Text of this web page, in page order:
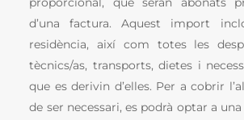
d’una factura. Aquest import
residència, així com totes les
tècnics/as, transports, dietes i
que es derivin d’elles. Per a cobrir
de ser necessari, es podrà optar a